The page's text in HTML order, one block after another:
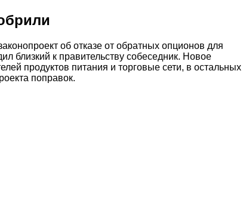
об отказе от обратных опционов для
близкий к правительству собеседник. Новое
продуктов питания и торговые сети, в остальных
поправок.